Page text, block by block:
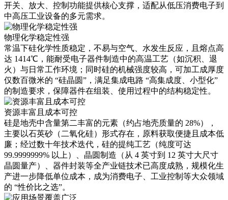
开关、放大、控制功能提供核心支撑，适配从低压消费电子到
中高压工业设备的多元需求。
物理化学稳定性强
常温下硅化学性质稳定，不易与空气、水发生反应，且熔点高
达 1414℃，能耐受电子器件制造中的高温工艺（如沉积、退
火）与日常工作环境；同时硅的机械强度较高，可加工成厚度
仅数百微米的 “硅晶圆”，满足集成电路 “高集成度、小型化”
的制造要求，保障器件在组装、使用过程中的结构稳定性。
资源丰富且成本可控
硅是地壳中含量第二丰富的元素（约占地壳质量的 28%），
主要以石英砂（二氧化硅）形式存在，原料获取便捷且成本低
廉；经过数十年技术迭代，硅的提纯工艺（纯度可达
99.9999999% 以上）、晶圆制造（从 4 英寸到 12 英寸大尺寸
晶圆量产）、器件封装等全产业链技术已高度成熟，规模化生
产进一步降低单位成本，成为消费电子、工业控制等大众领域
的 “性价比之选”。